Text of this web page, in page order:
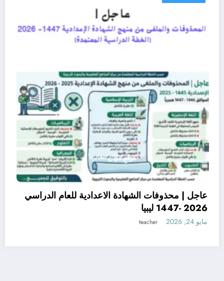
عاجل | محذوفات الشهادة الاعدادية
2026 -1447 ليبيا
مايو 24, 2026
بشأن